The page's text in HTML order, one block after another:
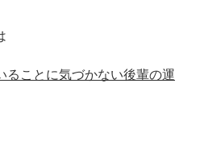
ることに気づかない後輩の運